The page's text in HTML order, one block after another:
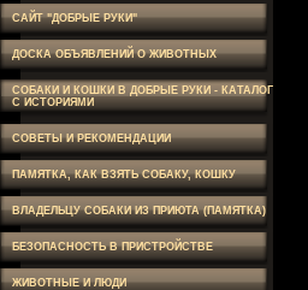
САЙТ "ДОБРЫЕ РУКИ"
ДОСКА ОБЪЯВЛЕНИЙ О ЖИВОТНЫХ
СОБАКИ И КОШКИ В ДОБРЫЕ РУКИ - КАТАЛОГ
С ИСТОРИЯМИ
СОВЕТЫ И РЕКОМЕНДАЦИИ
ПАМЯТКА, КАК ВЗЯТЬ СОБАКУ, КОШКУ
ВЛАДЕЛЬЦУ СОБАКИ ИЗ ПРИЮТА (ПАМЯТКА)
БЕЗОПАСНОСТЬ В ПРИСТРОЙСТВЕ
ЖИВОТНЫЕ И ЛЮДИ